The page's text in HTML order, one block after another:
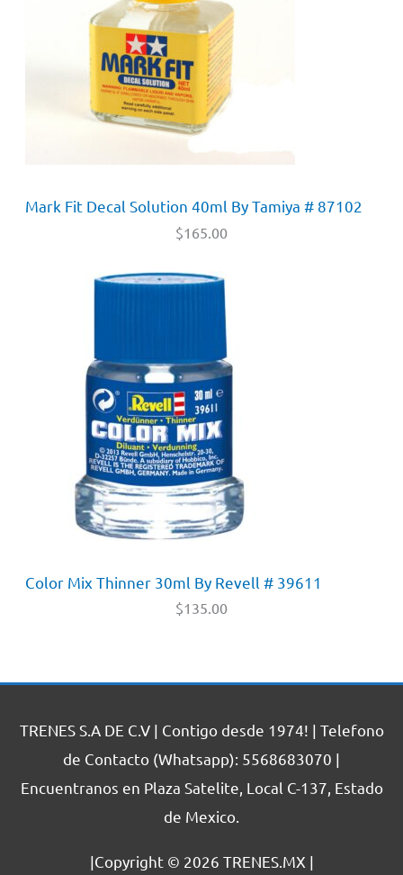
Mark Fit Decal Solution 40ml By Tamiya # 87102
$165.00
Color Mix Thinner 30ml By Revell # 39611
$135.00
TRENES S.A DE C.V | Contigo desde 1974! | Telefono
de Contacto (Whatsapp): 5568683070 |
Encuentranos en Plaza Satelite, Local C-137, Estado
de Mexico.
|Copyright © 2026 TRENES.MX |